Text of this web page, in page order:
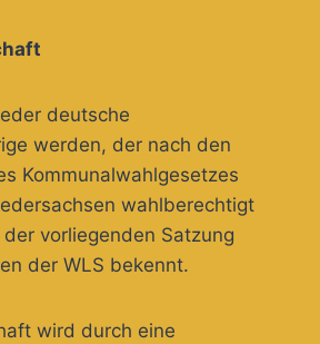
deutsche
werden, der nach den
Kommunalwahlgesetzes
wahlberechtigt
vorliegenden Satzung
der WLS bekennt.
wird durch eine